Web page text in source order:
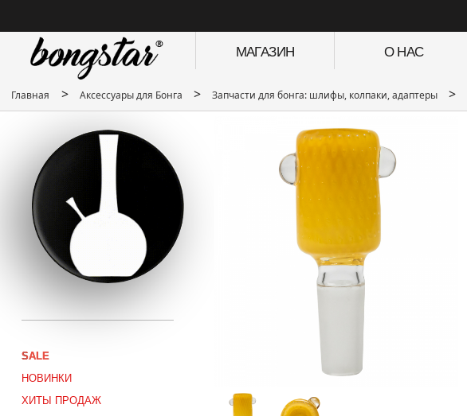
МАГАЗИН О НАС
Главная > Аксессуары для Бонга > Запчасти для бонга: шлифы, колпаки, адаптеры >
SALE
НОВИНКИ
ХИТЫ ПРОДАЖ